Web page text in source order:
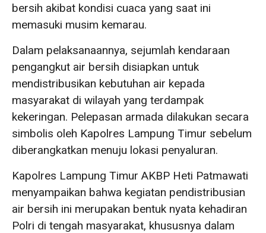
bersih akibat kondisi cuaca yang saat ini
memasuki musim kemarau.
Dalam pelaksanaannya, sejumlah kendaraan
pengangkut air bersih disiapkan untuk
mendistribusikan kebutuhan air kepada
masyarakat di wilayah yang terdampak
kekeringan. Pelepasan armada dilakukan secara
simbolis oleh Kapolres Lampung Timur sebelum
diberangkatkan menuju lokasi penyaluran.
Kapolres Lampung Timur AKBP Heti Patmawati
menyampaikan bahwa kegiatan pendistribusian
air bersih ini merupakan bentuk nyata kehadiran
Polri di tengah masyarakat, khususnya dalam